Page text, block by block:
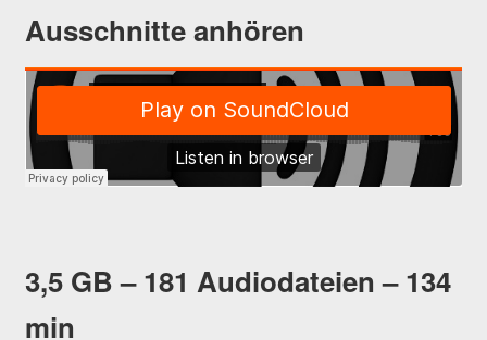
Ausschnitte anhören
3,5 GB – 181 Audiodateien – 134
min